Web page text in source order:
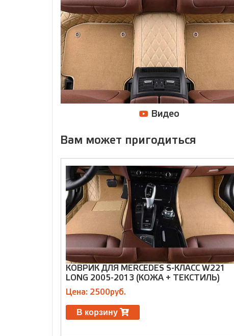
Видео
Вам может пригодиться
КОВРИК ДЛЯ MERCEDES S-КЛАСС W221
LONG 2005-2013 (КОЖА + ТЕКСТИЛЬ)
Цена: 2500руб.
В корзину